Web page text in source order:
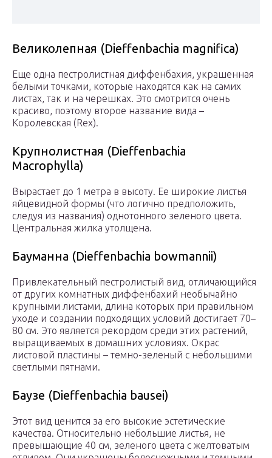
Великолепная (Dieffenbachia magnifica)
Еще одна пестролистная диффенбахия, украшенная
белыми точками, которые находятся как на самих
листах, так и на черешках. Это смотрится очень
красиво, поэтому второе название вида –
Королевская (Rex).
Крупнолистная (Dieffenbachia
Macrophylla)
Вырастает до 1 метра в высоту. Ее широкие листья
яйцевидной формы (что логично предположить,
следуя из названия) однотонного зеленого цвета.
Центральная жилка утолщена.
Бауманна (Dieffenbachia bowmannii)
Привлекательный пестролистый вид, отличающийся
от других комнатных диффенбахий необычайно
крупными листами, длина которых при правильном
уходе и создании подходящих условий достигает 70–
80 см. Это является рекордом среди этих растений,
выращиваемых в домашних условиях. Окрас
листовой пластины – темно-зеленый с небольшими
светлыми пятнами.
Баузе (Dieffenbachia bausei)
Этот вид ценится за его высокие эстетические
качества. Относительно небольшие листья, не
превышающие 40 см, зеленого цвета с желтоватым